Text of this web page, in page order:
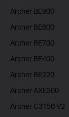
Archer BE900
Archer BE800
Archer BE700
Archer BE400
Archer BE220
Archer AXE300
Archer C3150 V2